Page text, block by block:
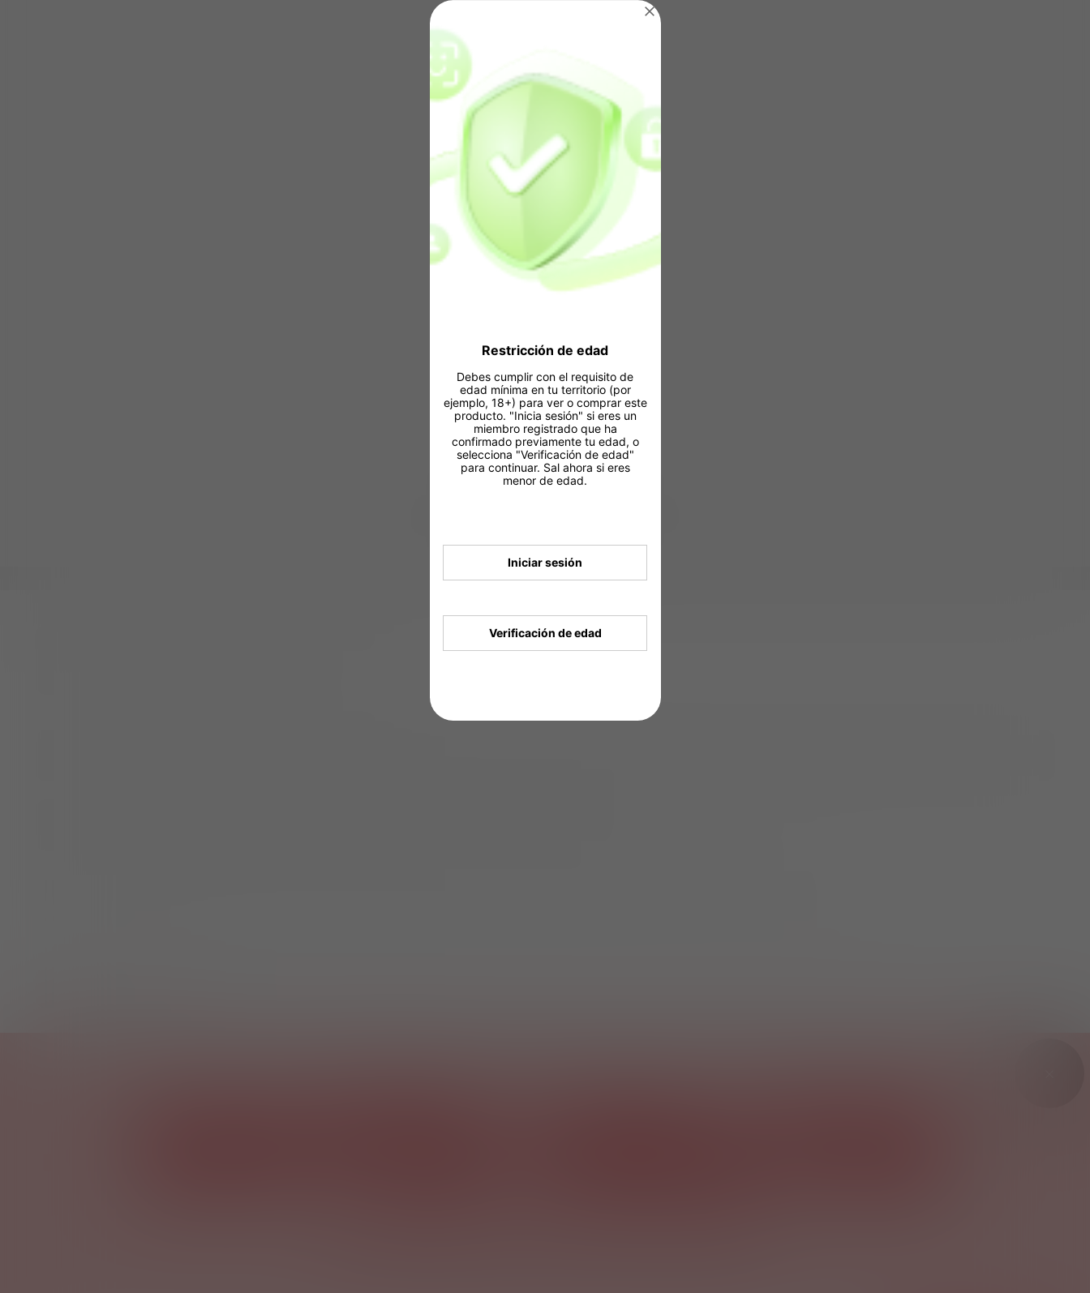
Restricción de edad
Debes cumplir con el requisito de
edad mínima en tu territorio (por
ejemplo, 18+) para ver o comprar este
producto. "Inicia sesión" si eres un
miembro registrado que ha
confirmado previamente tu edad, o
selecciona "Verificación de edad"
para continuar. Sal ahora si eres
menor de edad.
Iniciar sesión
Verificación de edad